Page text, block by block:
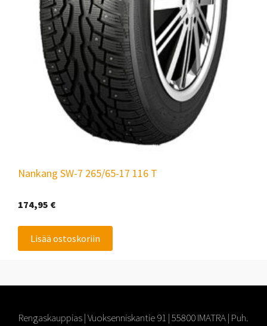
Nankang SW-7 265/65-17 116 T
174,95 €
Lisää ostoskoriin
Rengaskauppias | Vuoksenniskantie 91 | 55800 IMATRA | Puh.